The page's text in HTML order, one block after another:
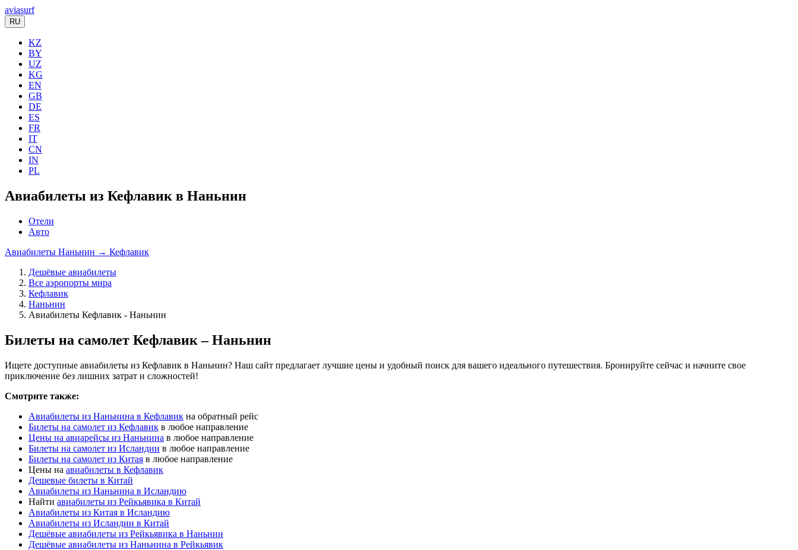
aviasurf
RU
KZ
BY
UZ
KG
EN
GB
DE
ES
FR
IT
CN
IN
PL
Авиабилеты из Кефлавик в Наньнин
Отели
Авто
Авиабилеты Наньнин → Кефлавик
Дешёвые авиабилеты
Все аэропорты мира
Кефлавик
Наньнин
Авиабилеты Кефлавик - Наньнин
Билеты на самолет Кефлавик – Наньнин
Ищете доступные авиабилеты из Кефлавик в Наньнин? Наш сайт предлагает лучшие цены и удобный поиск для вашего идеального путешествия. Бронируйте сейчас и начните свое
приключение без лишних затрат и сложностей!
Смотрите также:
Авиабилеты из Наньнина в Кефлавик на обратный рейс
Билеты на самолет из Кефлавик в любое направление
Цены на авиарейсы из Наньнина в любое направление
Билеты на самолет из Исландии в любое направление
Билеты на самолет из Китая в любое направление
Цены на авиабилеты в Кефлавик
Дешевые билеты в Китай
Авиабилеты из Наньнина в Исландию
Найти авиабилеты из Рейкьявика в Китай
Авиабилеты из Китая в Исландию
Авиабилеты из Исландии в Китай
Дешёвые авиабилеты из Рейкьявика в Наньнин
Дешёвые авиабилеты из Наньнина в Рейкьявик